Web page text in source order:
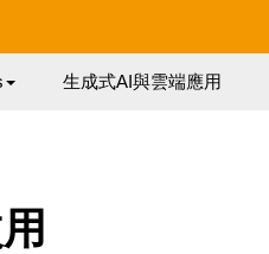
生成式AI與雲端應用